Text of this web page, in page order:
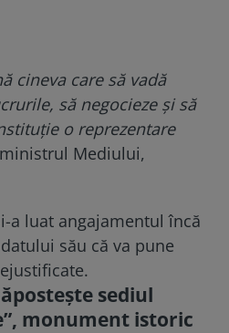
cineva care să vadă
să negocieze şi să
o reprezentare
Mediului,
a luat angajamentul încă
său că va pune
sediul
monument istoric